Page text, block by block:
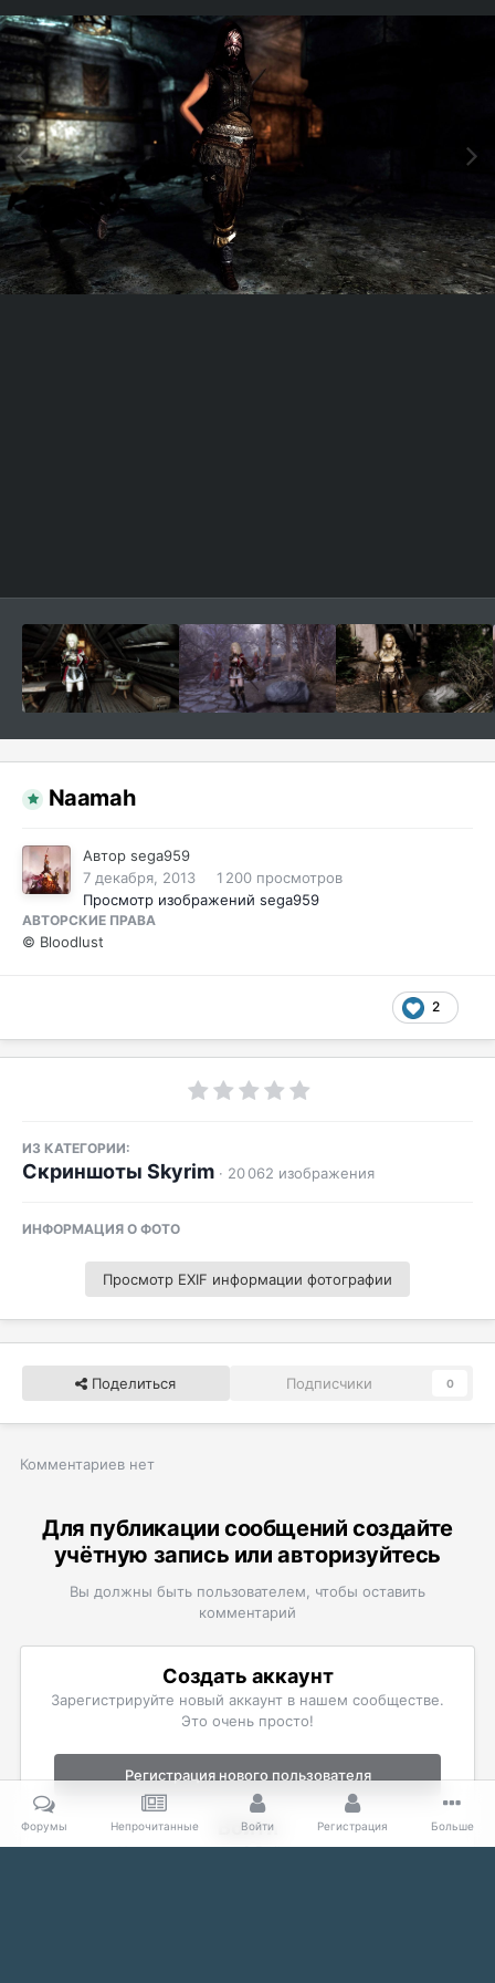
Naamah
Автор sega959
7 декабря, 2013
1 200 просмотров
Просмотр изображений sega959
АВТОРСКИЕ ПРАВА
© Bloodlust
2
ИЗ КАТЕГОРИИ:
Скриншоты Skyrim · 20 062 изображения
ИНФОРМАЦИЯ О ФОТО
Просмотр EXIF информации фотографии
Поделиться Подписчики 0
Комментариев нет
Для публикации сообщений создайте
учётную запись или авторизуйтесь
Вы должны быть пользователем, чтобы оставить
комментарий
Создать аккаунт
Зарегистрируйте новый аккаунт в нашем сообществе.
Это очень просто!
Регистрация нового пользователя
Войти
Уже есть аккаунт? Войти в систему.
Форумы Непрочитанные Войти Регистрация Больше